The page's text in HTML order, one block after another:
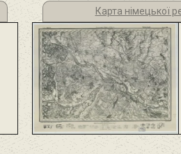
Карта німецької